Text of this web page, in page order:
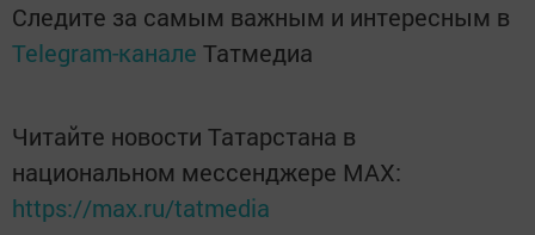
Следите за самым важным и интересным в
Telegram-канале Татмедиа
Читайте новости Татарстана в
национальном мессенджере MАХ:
https://max.ru/tatmedia